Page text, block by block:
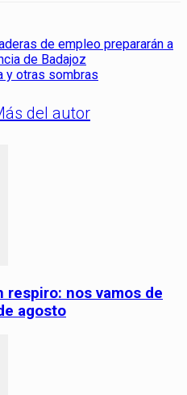
de empleo prepararán a
de Badajoz
y otras sombras
del autor
respiro: nos vamos de
agosto